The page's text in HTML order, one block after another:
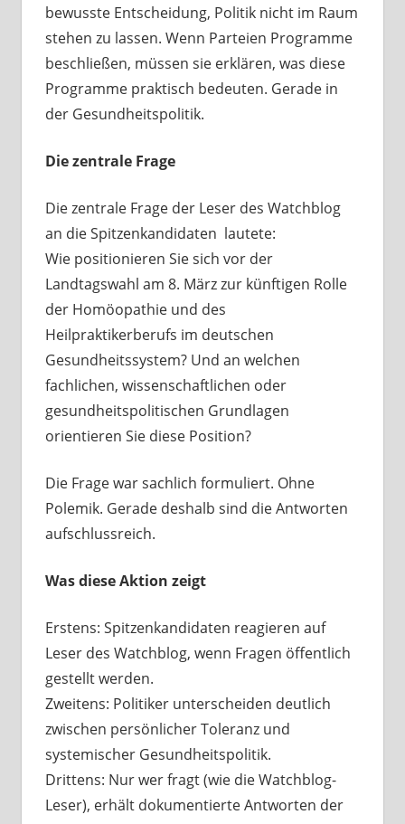
bewusste Entscheidung, Politik nicht im Raum
stehen zu lassen. Wenn Parteien Programme
beschließen, müssen sie erklären, was diese
Programme praktisch bedeuten. Gerade in
der Gesundheitspolitik.
Die zentrale Frage
Die zentrale Frage der Leser des Watchblog
an die Spitzenkandidaten lautete:
Wie positionieren Sie sich vor der
Landtagswahl am 8. März zur künftigen Rolle
der Homöopathie und des
Heilpraktikerberufs im deutschen
Gesundheitssystem? Und an welchen
fachlichen, wissenschaftlichen oder
gesundheitspolitischen Grundlagen
orientieren Sie diese Position?
Die Frage war sachlich formuliert. Ohne
Polemik. Gerade deshalb sind die Antworten
aufschlussreich.
Was diese Aktion zeigt
Erstens: Spitzenkandidaten reagieren auf
Leser des Watchblog, wenn Fragen öffentlich
gestellt werden.
Zweitens: Politiker unterscheiden deutlich
zwischen persönlicher Toleranz und
systemischer Gesundheitspolitik.
Drittens: Nur wer fragt (wie die Watchblog-
Leser), erhält dokumentierte Antworten der